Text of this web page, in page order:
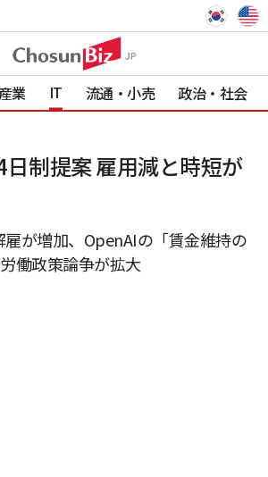
産業 IT 流通・小売 政治・社会
制提案 雇用減と時短が
が増加、OpenAIの「賃金維持の
働政策論争が拡大